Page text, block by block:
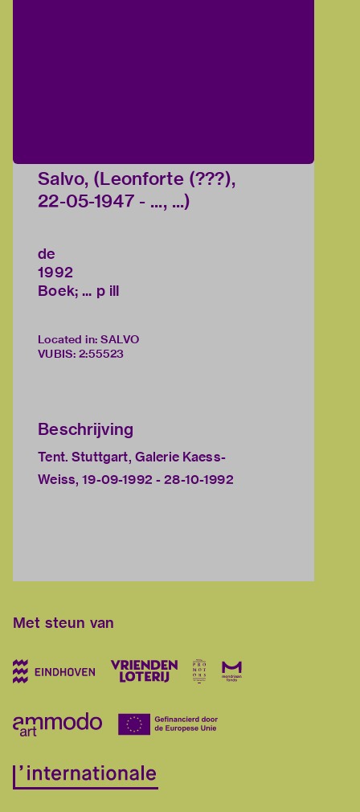
Salvo, (Leonforte (???),
22-05-1947 - ..., ...)
de
1992
Boek; ... p ill
Located in: SALVO
VUBIS: 2:55523
Beschrijving
Tent. Stuttgart, Galerie Kaess-
Weiss, 19-09-1992 - 28-10-1992
Met steun van